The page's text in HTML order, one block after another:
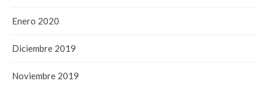
Enero 2020
Diciembre 2019
Noviembre 2019